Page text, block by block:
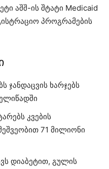
აშშ-ის შტატი Medicaid
პროგრამების
ჯანდაცვის ხარჯებს
კვების
71 მილიონი
დიაბეტით, გულის